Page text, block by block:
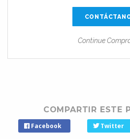
Continue
COMPARTIR ESTE
Facebook Twitter